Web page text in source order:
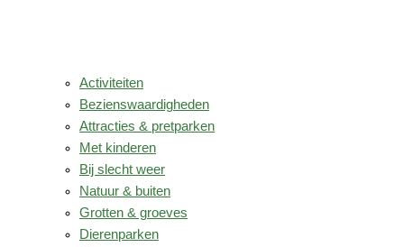
Activiteiten
Bezienswaardigheden
Attracties & pretparken
Met kinderen
Bij slecht weer
Natuur & buiten
Grotten & groeves
Dierenparken